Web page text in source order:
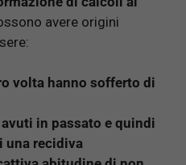
avere origini
volta hanno sofferto di
in passato e quindi
una recidiva